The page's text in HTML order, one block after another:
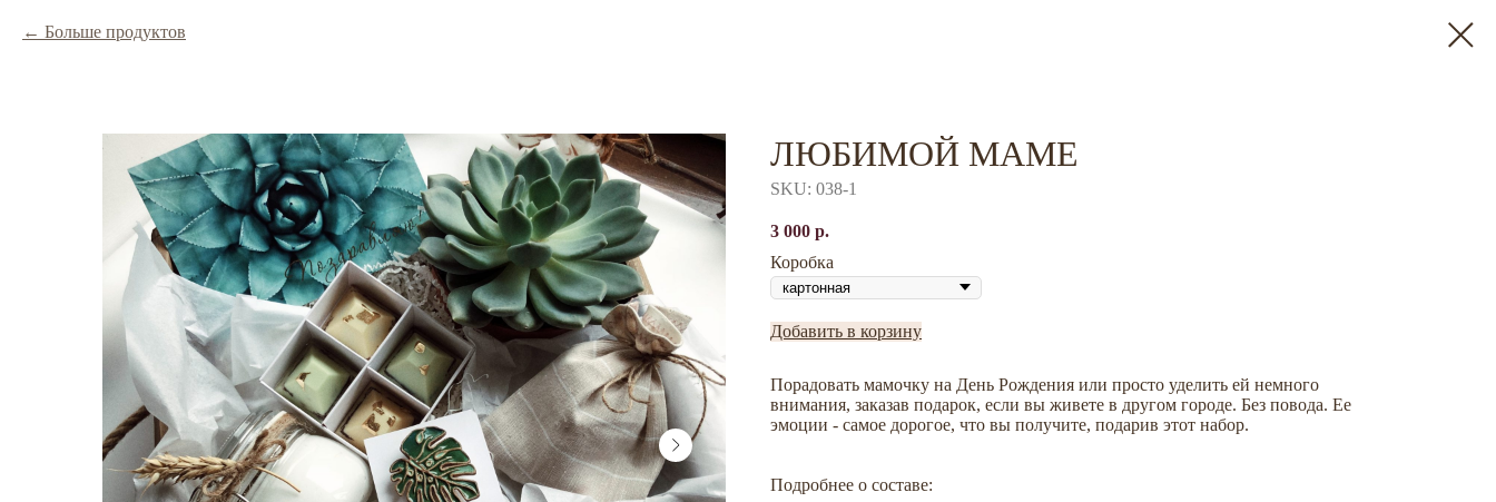
Больше продуктов
ЛЮБИМОЙ МАМЕ
SKU: 038-1
3 000 р.
Коробка
Добавить в корзину
Порадовать мамочку на День Рождения или просто уделить ей немного
внимания, заказав подарок, если вы живете в другом городе. Без повода. Ее
эмоции - самое дорогое, что вы получите, подарив этот набор.
Подробнее о составе: